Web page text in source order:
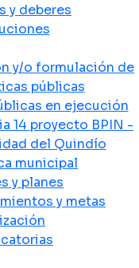
y deberes
y/o formulación de
públicas
en ejecución
14 proyecto BPIN -
del Quindío
municipal
y planes
y metas